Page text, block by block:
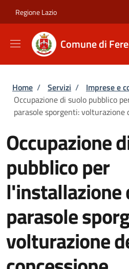
Regione Lazio
Comune di
Briciole di pane
Home / Servizi / Imprese e
Occupazione di suolo pubblico
parasole sporgenti: volturazione
Occupazione
pubblico per
l'installazione
parasole
volturazione